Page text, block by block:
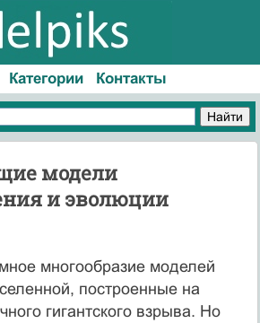
Категории Контакты
модели
и эволюции
многообразие моделей
построенные на
гигантского взрыва. Но